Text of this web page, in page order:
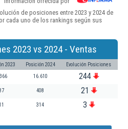
de posiciones entre 2023 y 2024 de
cada uno de los rankings según sus
2023 vs 2024 - Ventas
2023 Posición 2024 Evolución Posiciones
16.610 244
408 21
314 3